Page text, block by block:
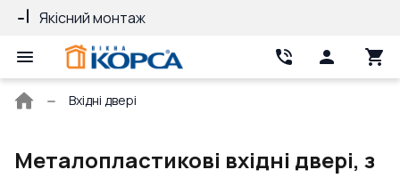
Якісний монтаж
Головна
Вхідні двері
Металопластикові вхідні двері, з